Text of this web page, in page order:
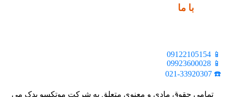
با ما
📱 09122105154
📱 09923600028
☎️ 021-33920307
تمامی حقوق مادی و معنوی متعلق به شرکت موتکسو یدک می